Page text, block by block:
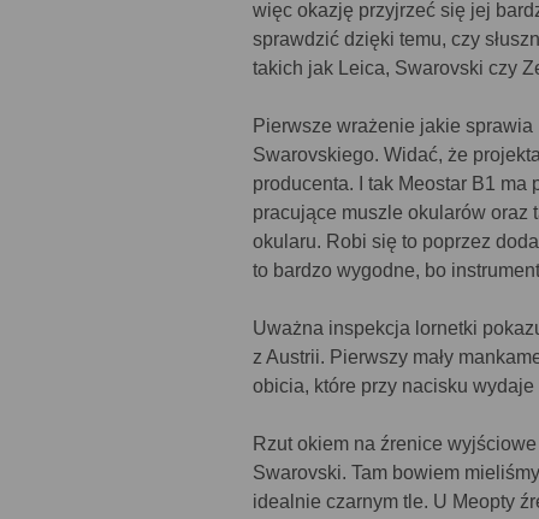
więc okazję przyjrzeć się jej
sprawdzić dzięki temu, czy
takich jak Leica, Swarovski czy
Pierwsze wrażenie jakie
Swarovskiego. Widać, że
producenta. I tak Meostar B1
pracujące muszle okularów
okularu. Robi się to poprzez
to bardzo wygodne, bo
Uważna inspekcja lornetki
z Austrii. Pierwszy mały
obicia, które przy nacisku
Rzut okiem na źrenice
Swarovski. Tam bowiem
idealnie czarnym tle. U Meopty